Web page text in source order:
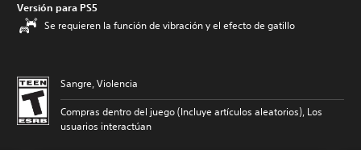
Versión para PS5
Se requieren la función de vibración y el efecto de gatillo
Sangre, Violencia
Compras dentro del juego (Incluye artículos aleatorios), Los
usuarios interactúan